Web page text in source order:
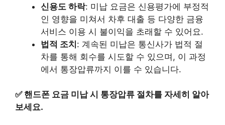
신용도 하락: 미납 요금은 신용평가에 부정적
인 영향을 미쳐서 차후 대출 등 다양한 금융
서비스 이용 시 불이익을 초래할 수 있어요.
법적 조치: 계속된 미납은 통신사가 법적 절
차를 통해 회수를 시도할 수 있으며, 이 과정
에서 통장압류까지 이를 수 있습니다.
✅ 핸드폰 요금 미납 시 통장압류 절차를 자세히 알아
보세요.